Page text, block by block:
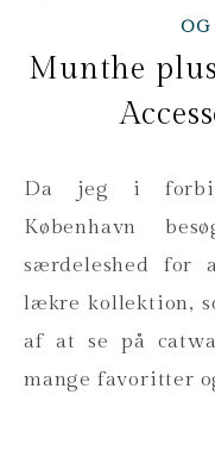
Munthe
Da jeg i forbindelse med modeugen i
København
særdeleshed for
lækre kollektion,
af at se på
mange favoritter